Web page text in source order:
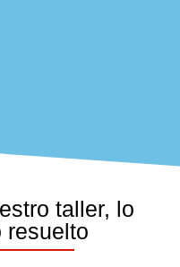
taller, lo
resuelto